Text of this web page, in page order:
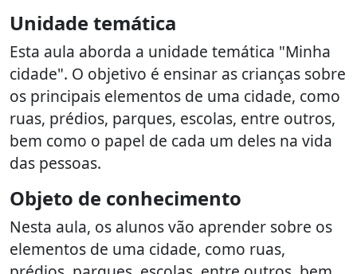
Unidade temática
Esta aula aborda a unidade temática "Minha
cidade". O objetivo é ensinar as crianças sobre
os principais elementos de uma cidade, como
ruas, prédios, parques, escolas, entre outros,
bem como o papel de cada um deles na vida
das pessoas.
Objeto de conhecimento
Nesta aula, os alunos vão aprender sobre os
elementos de uma cidade, como ruas,